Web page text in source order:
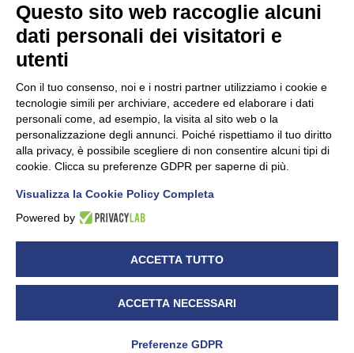
Unidata s.r.lcon unico socio
Largo dell’Artigianato, 1 - 23100 Sondrio
C.F. 00481790145 - N.REA SO-36426
PEC: unidata.sondrio@legalmail.it
Cap. soc. euro 100.000,00 i.v.
UNIDATA - Informativa privacy (per i clienti)
UNIDATA - Whistleblowing
Questo sito web raccoglie alcuni
dati personali dei visitatori e
utenti
Con il tuo consenso, noi e i nostri partner utilizziamo i cookie e
tecnologie simili per archiviare, accedere ed elaborare i dati
personali come, ad esempio, la visita al sito web o la
personalizzazione degli annunci. Poiché rispettiamo il tuo diritto
alla privacy, è possibile scegliere di non consentire alcuni tipi di
cookie. Clicca su preferenze GDPR per saperne di più.
Visualizza la Cookie Policy Completa
Powered by
ACCETTA TUTTO
ACCETTA NECESSARI
Preferenze GDPR